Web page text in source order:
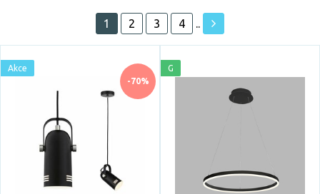
Skladem
ano
Prodloužená záruka
1 2 3 4 ..
-70%
Akce G